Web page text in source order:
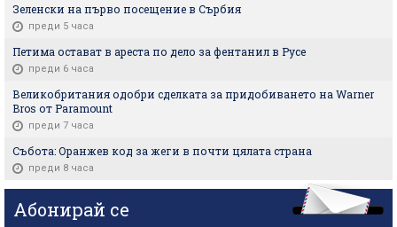
Зеленски на първо посещение в Сърбия
преди 5 часа
Петима остават в ареста по дело за фентанил в Русе
преди 6 часа
Великобритания одобри сделката за придобиването на Warner
Bros от Paramount
преди 7 часа
Събота: Оранжев код за жеги в почти цялата страна
преди 8 часа
Абонирай се